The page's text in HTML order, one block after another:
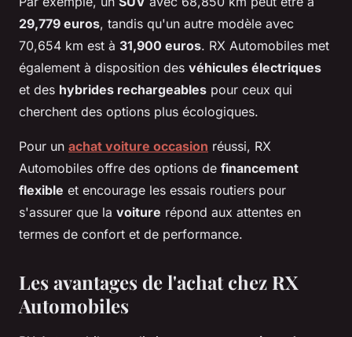
29,779 euros, tandis qu'un autre modèle avec
70,654 km est à 31,900 euros. RX Automobiles met
également à disposition des véhicules électriques
et des hybrides rechargeables pour ceux qui
cherchent des options plus écologiques.
Pour un achat voiture occasion réussi, RX
Automobiles offre des options de financement
flexible et encourage les essais routiers pour
s'assurer que la voiture répond aux attentes en
termes de confort et de performance.
Les avantages de l'achat chez RX
Automobiles